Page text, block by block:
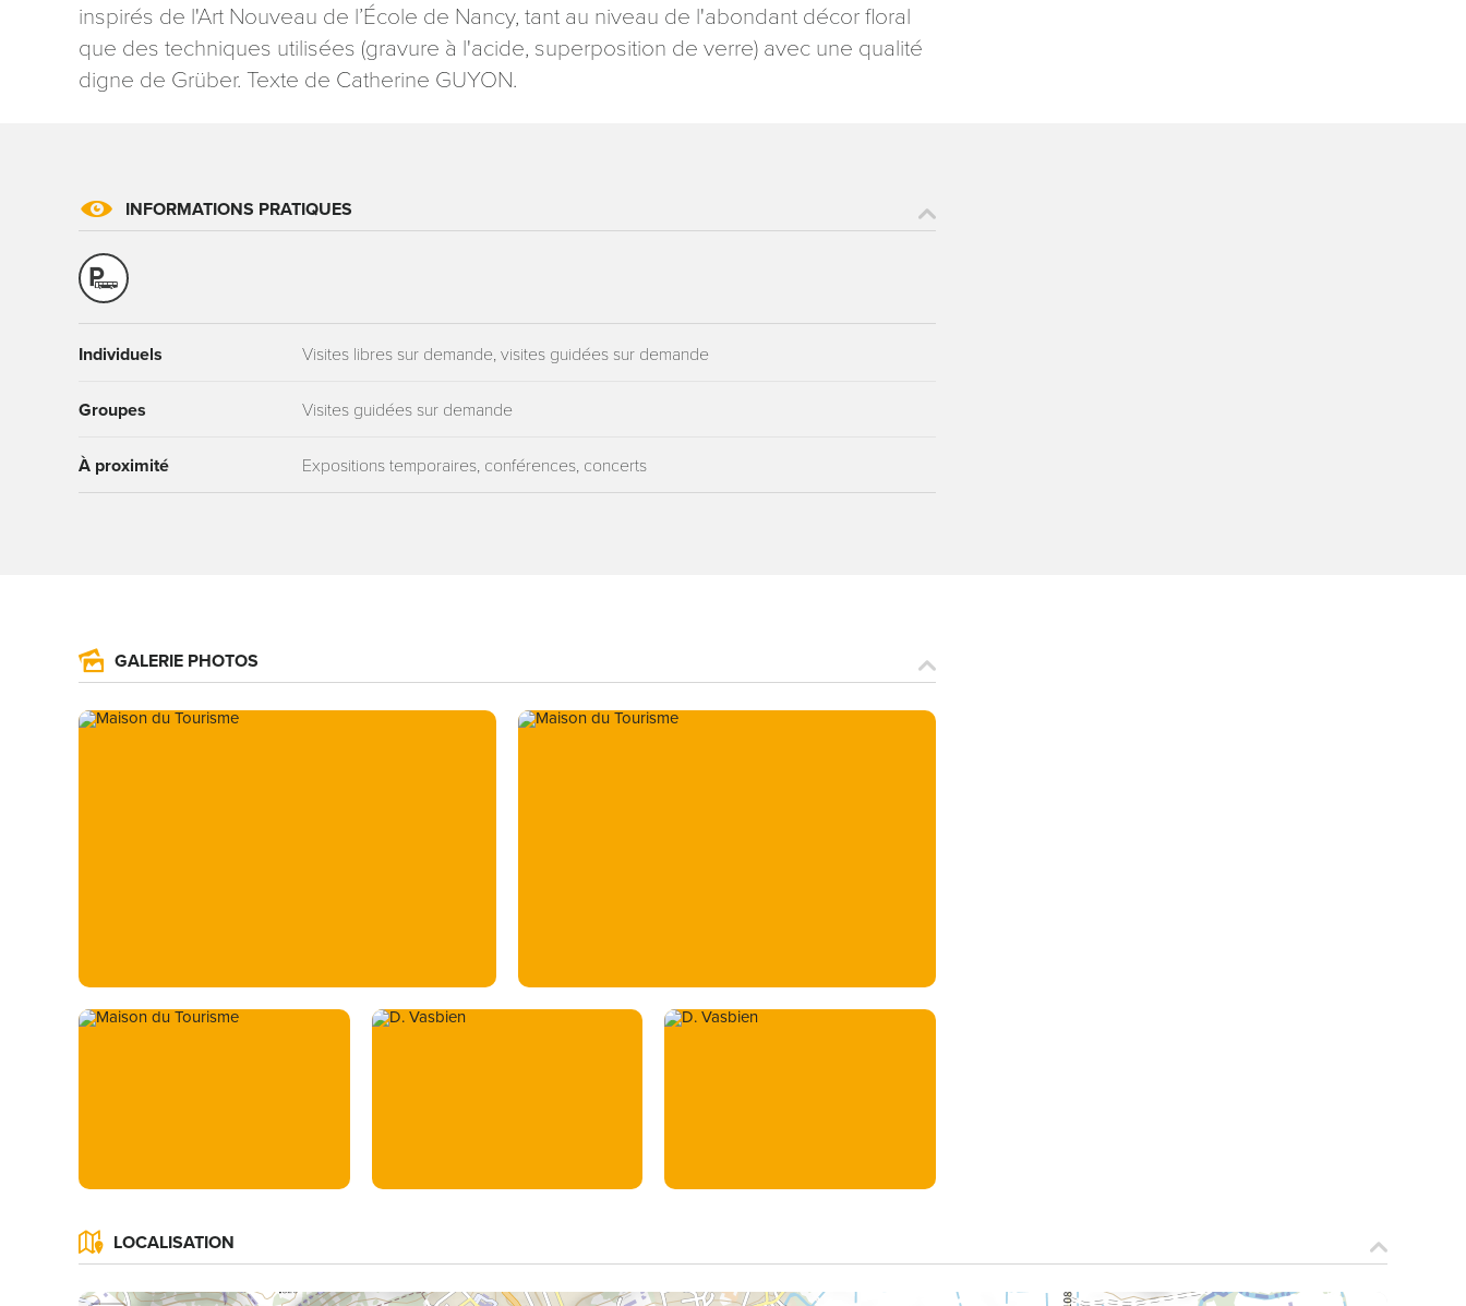
inspirés de l'Art Nouveau de l’École de Nancy, tant au niveau de l'abondant décor floral
que des techniques utilisées (gravure à l'acide, superposition de verre) avec une qualité
digne de Grüber. Texte de Catherine GUYON.
INFORMATIONS PRATIQUES
Individuels Visites libres sur demande, visites guidées sur demande
Groupes Visites guidées sur demande
À proximité Expositions temporaires, conférences, concerts
GALERIE PHOTOS
LOCALISATION